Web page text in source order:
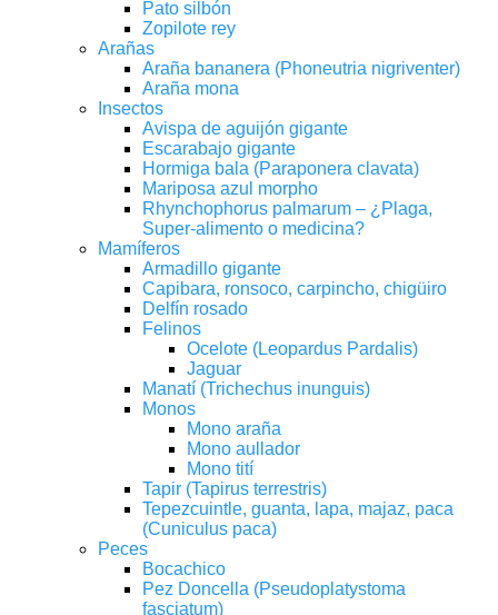
Pato silbón
Zopilote rey
Arañas
Araña bananera (Phoneutria nigriventer)
Araña mona
Insectos
Avispa de aguijón gigante
Escarabajo gigante
Hormiga bala (Paraponera clavata)
Mariposa azul morpho
Rhynchophorus palmarum – ¿Plaga,
Super-alimento o medicina?
Mamíferos
Armadillo gigante
Capibara, ronsoco, carpincho, chigüiro
Delfín rosado
Felinos
Ocelote (Leopardus Pardalis)
Jaguar
Manatí (Trichechus inunguis)
Monos
Mono araña
Mono aullador
Mono tití
Tapir (Tapirus terrestris)
Tepezcuintle, guanta, lapa, majaz, paca
(Cuniculus paca)
Peces
Bocachico
Pez Doncella (Pseudoplatystoma
fasciatum)